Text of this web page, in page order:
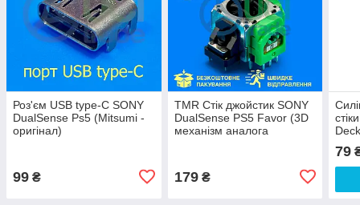
Роз'єм USB type-C SONY
DualSense Ps5 (Mitsumi -
оригінал)
99 ₴
TMR Стік джойстик SONY
DualSense PS5 Favor (3D
механізм аналога
179₴
79